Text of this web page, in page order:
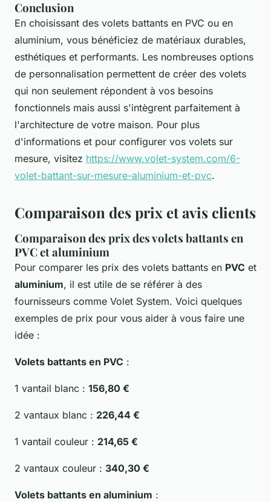
Conclusion
En choisissant des volets battants en PVC ou en
aluminium, vous bénéficiez de matériaux durables,
esthétiques et performants. Les nombreuses options
de personnalisation permettent de créer des volets
qui non seulement répondent à vos besoins
fonctionnels mais aussi s'intègrent parfaitement à
l'architecture de votre maison. Pour plus
d'informations et pour configurer vos volets sur
mesure, visitez https://www.volet-system.com/6-
volet-battant-sur-mesure-aluminium-et-pvc.
Comparaison des prix et avis clients
Comparaison des prix des volets battants en
PVC et aluminium
Pour comparer les prix des volets battants en PVC et
aluminium, il est utile de se référer à des
fournisseurs comme Volet System. Voici quelques
exemples de prix pour vous aider à vous faire une
idée :
Volets battants en PVC :
1 vantail blanc : 156,80 €
2 vantaux blanc : 226,44 €
1 vantail couleur : 214,65 €
2 vantaux couleur : 340,30 €
Volets battants en aluminium :